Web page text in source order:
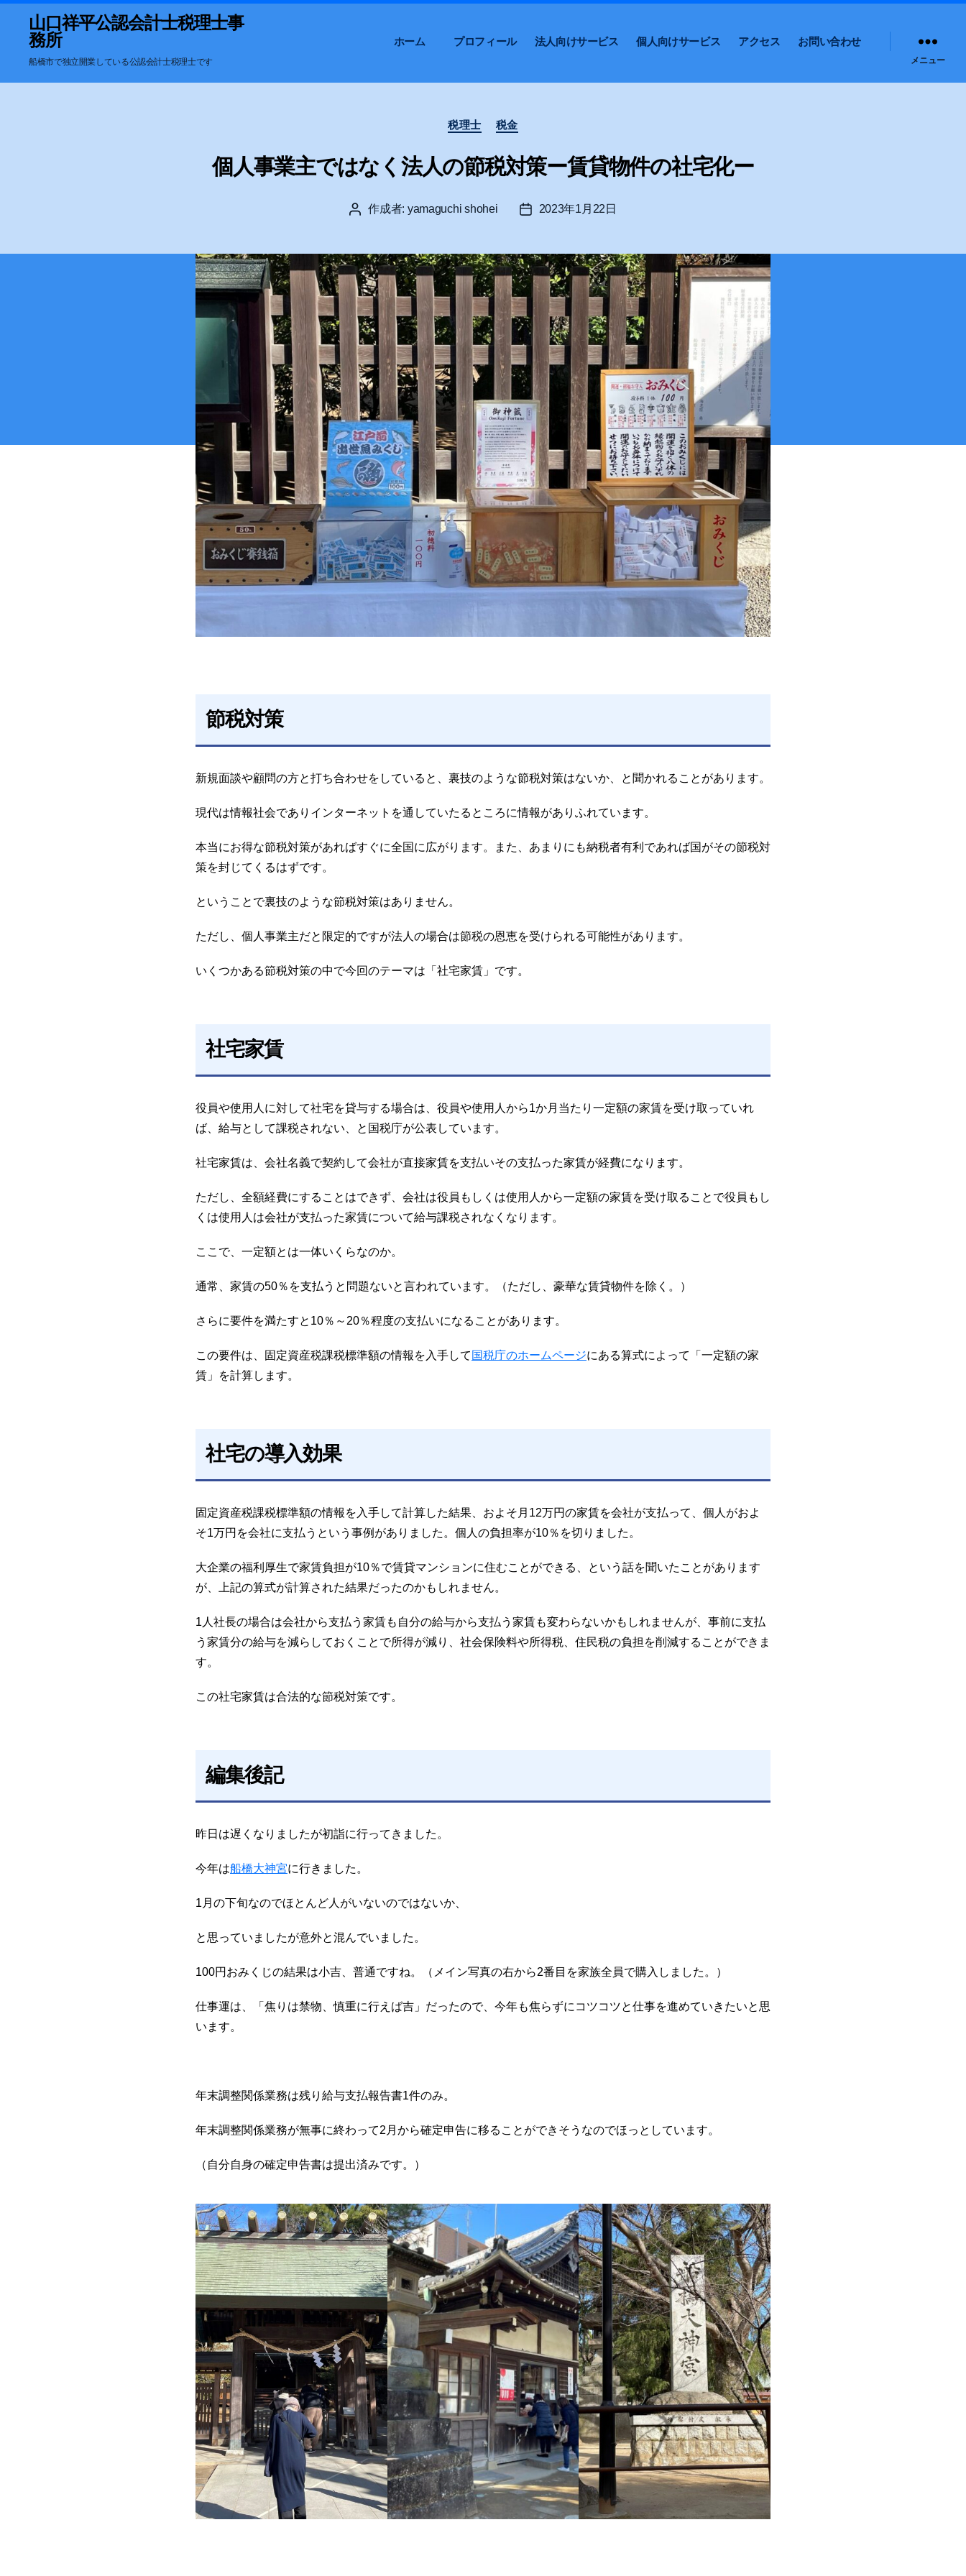
山口祥平公認会計士税理士事
務所
船橋市で独立開業している公認会計士税理士です
ホーム プロフィール 法人向けサービス 個人向けサービス アクセス お問い合わせ
メニュー
リ
ー
税理士 税金
個人事業主ではなく法人の節税対策ー賃貸物件の社宅化ー
投 作成者: yamaguchi shohei
投
2023年1月22日
節税対策
新規面談や顧問の方と打ち合わせをしていると、裏技のような節税対策はないか、と聞かれることがあります。
現代は情報社会でありインターネットを通していたるところに情報がありふれています。
本当にお得な節税対策があればすぐに全国に広がります。また、あまりにも納税者有利であれば国がその節税対
策を封じてくるはずです。
ということで裏技のような節税対策はありません。
ただし、個人事業主だと限定的ですが法人の場合は節税の恩恵を受けられる可能性があります。
いくつかある節税対策の中で今回のテーマは「社宅家賃」です。
社宅家賃
役員や使用人に対して社宅を貸与する場合は、役員や使用人から1か月当たり一定額の家賃を受け取っていれ
ば、給与として課税されない、と国税庁が公表しています。
社宅家賃は、会社名義で契約して会社が直接家賃を支払いその支払った家賃が経費になります。
ただし、全額経費にすることはできず、会社は役員もしくは使用人から一定額の家賃を受け取ることで役員もし
くは使用人は会社が支払った家賃について給与課税されなくなります。
ここで、一定額とは一体いくらなのか。
通常、家賃の50％を支払うと問題ないと言われています。（ただし、豪華な賃貸物件を除く。）
さらに要件を満たすと10％～20％程度の支払いになることがあります。
この要件は、固定資産税課税標準額の情報を入手して 国税庁のホームページにある算式によって「一定額の家
賃」を計算します。
社宅の導入効果
固定資産税課税標準額の情報を入手して計算した結果、およそ月12万円の家賃を会社が支払って、個人がおよ
そ1万円を会社に支払うという事例がありました。個人の負担率が10％を切りました。
大企業の福利厚生で家賃負担が10％で賃貸マンションに住むことができる、という話を聞いたことがあります
が、上記の算式が計算された結果だったのかもしれません。
1人社長の場合は会社から支払う家賃も自分の給与から支払う家賃も変わらないかもしれませんが、事前に支払
う家賃分の給与を減らしておくことで所得が減り、社会保険料や所得税、住民税の負担を削減することができま
す。
この社宅家賃は合法的な節税対策です。
編集後記
昨日は遅くなりましたが初詣に行ってきました。
今年は船橋大神宮に行きました。
1月の下旬なのでほとんど人がいないのではないか、
と思っていましたが意外と混んでいました。
100円おみくじの結果は小吉、普通ですね。（メイン写真の右から2番目を家族全員で購入しました。）
仕事運は、「焦りは禁物、慎重に行えば吉」だったので、今年も焦らずにコツコツと仕事を進めていきたいと思
います。
年末調整関係業務は残り給与支払報告書1件のみ。
年末調整関係業務が無事に終わって2月から確定申告に移ることができそうなのでほっとしています。
（自分自身の確定申告書は提出済みです。）